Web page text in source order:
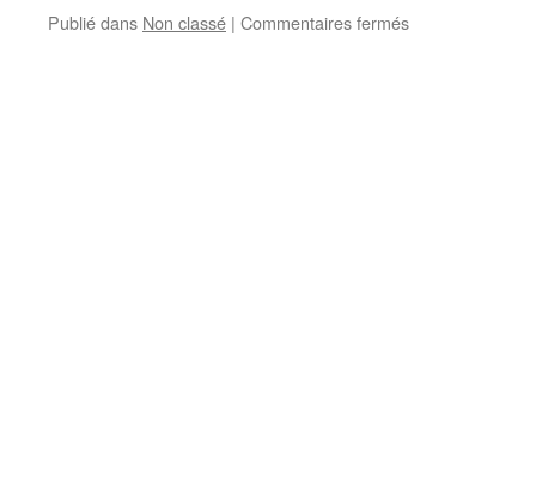
Publié dans Non classé | Commentaires ferméssur